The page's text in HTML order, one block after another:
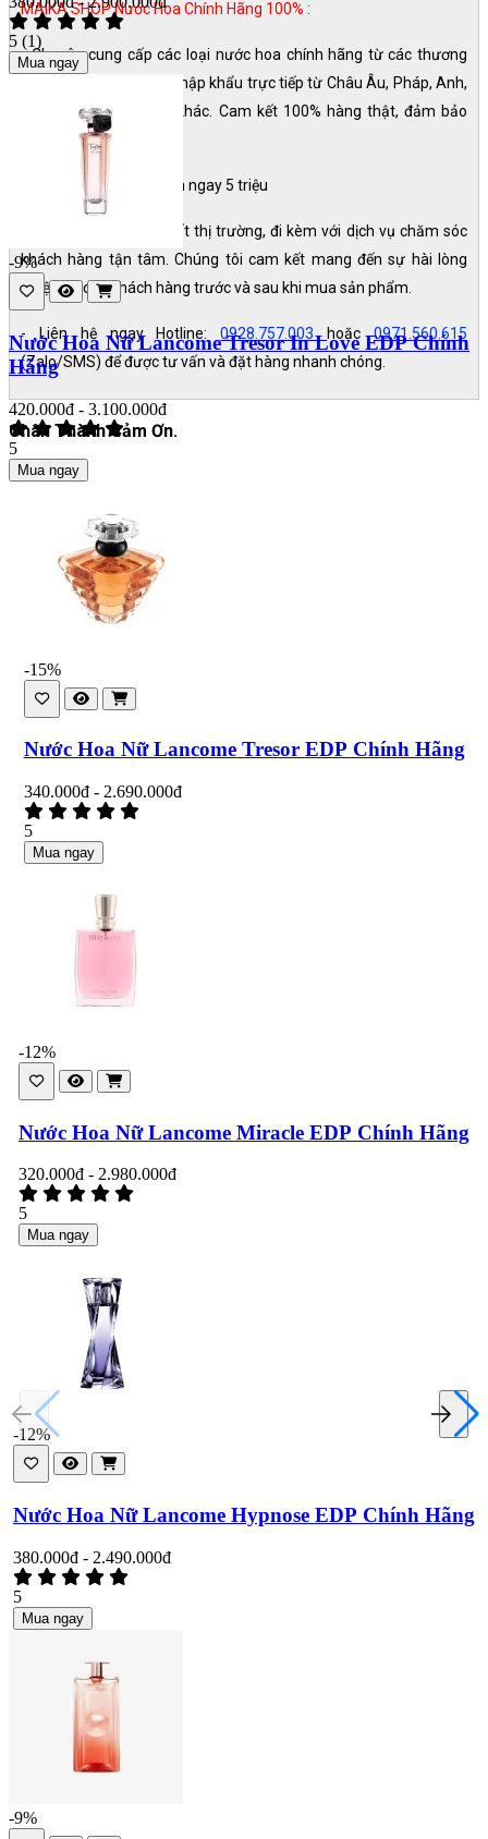
MAIKA SHOP Nước Hoa Chính Hãng 100% :
- Chuyên cung cấp các loại nước hoa chính hãng từ các thương
hiệu nổi tiếng thế giới, nhập khẩu trực tiếp từ Châu Âu, Pháp, Anh,
Mỹ và nhiều quốc gia khác. Cam kết 100% hàng thật, đảm bảo
chất lượng và uy tín.
- Nếu phát hiện fake đền ngay 5 triệu
- Giá cả cạnh tranh nhất thị trường, đi kèm với dịch vụ chăm sóc
khách hàng tận tâm. Chúng tôi cam kết mang đến sự hài lòng
tuyệt đối cho khách hàng trước và sau khi mua sản phẩm.
- Liên hệ ngay Hotline:0928.757.003 hoặc0971.560.615
(Zalo/SMS) để được tư vấn và đặt hàng nhanh chóng.
Chân Thành Cảm Ơn.
5 (1)
Mua ngay
-9%
Nước Hoa Nữ Lancome Tresor In Love EDP Chính
Hãng
420.000đ - 3.100.000đ
5
Mua ngay
-15%
Nước Hoa Nữ Lancome Tresor EDP Chính Hãng
340.000đ - 2.690.000đ
5
Mua ngay
-12%
Nước Hoa Nữ Lancome Miracle EDP Chính Hãng
320.000đ - 2.980.000đ
5
Mua ngay
-12%
Nước Hoa Nữ Lancome Hypnose EDP Chính Hãng
380.000đ - 2.490.000đ
5
Mua ngay
-9%